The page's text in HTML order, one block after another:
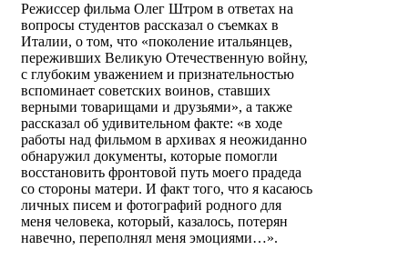
Режиссер фильма Олег Штром в ответах на
вопросы студентов рассказал о съемках в
Италии, о том, что «поколение итальянцев,
переживших Великую Отечественную войну,
с глубоким уважением и признательностью
вспоминает советских воинов, ставших
верными товарищами и друзьями», а также
рассказал об удивительном факте: «в ходе
работы над фильмом в архивах я неожиданно
обнаружил документы, которые помогли
восстановить фронтовой путь моего прадеда
со стороны матери. И факт того, что я касаюсь
личных писем и фотографий родного для
меня человека, который, казалось, потерян
навечно, переполнял меня эмоциями…».